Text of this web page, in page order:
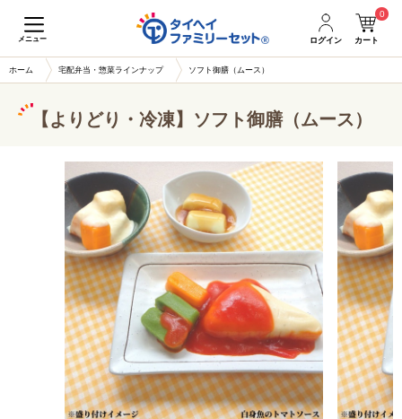
メニュー ログイン カート
0
ホーム 宅配弁当・惣菜ラインナップ ソフト御膳（ムース）
【よりどり・冷凍】ソフト御膳（ムース）